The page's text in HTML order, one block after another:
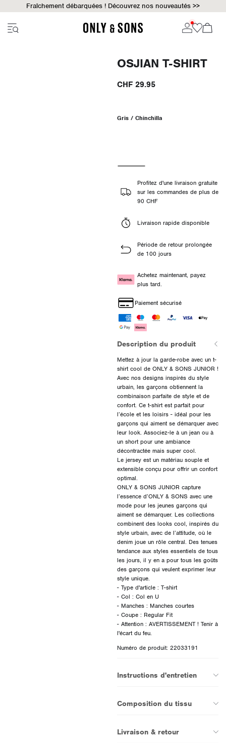
Fraîchement débarquées ! Découvrez nos nouveautés >>
OSJIAN T-SHIRT
CHF 29.95
Gris / Chinchilla
Profitez d'une livraison gratuite
sur les commandes de plus de
90 CHF
Livraison rapide disponible
Période de retour prolongée
de 100 jours
Achetez maintenant, payez
plus tard.
Paiement sécurisé
Description du produit
Mettez à jour la garde-robe avec un t-
shirt cool de ONLY & SONS JUNIOR !
Avec nos designs inspirés du style
urbain, les garçons obtiennent la
combinaison parfaite de style et de
confort. Ce t-shirt est parfait pour
l’école et les loisirs - idéal pour les
garçons qui aiment se démarquer avec
leur look. Associez-le à un jean ou à
un short pour une ambiance
décontractée mais super cool.
Le jersey est un matériau souple et
extensible conçu pour offrir un confort
optimal.
ONLY & SONS JUNIOR capture
l’essence d’ONLY & SONS avec une
mode pour les jeunes garçons qui
aiment se démarquer. Les collections
combinent des looks cool, inspirés du
style urbain, avec de l’attitude, où le
denim joue un rôle central. Des tenues
tendance aux styles essentiels de tous
les jours, il y en a pour tous les goûts
des garçons qui veulent exprimer leur
style unique.
- Type d'article : T-shirt
- Col : Col en U
- Manches : Manches courtes
- Coupe : Regular Fit
- Attention : AVERTISSEMENT ! Tenir à
Numéro de produit: 22033191
Instructions d'entretien
Composition du tissu
Livraison & retour